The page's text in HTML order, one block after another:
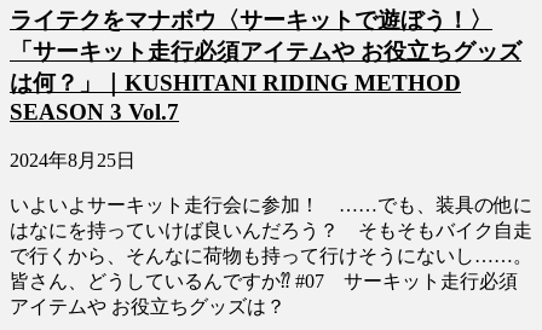
ライテクをマナボウ〈サーキットで遊ぼう！〉
「サーキット走行必須アイテムや お役立ちグッズ
は何？」｜KUSHITANI RIDING METHOD
SEASON 3 Vol.7
2024年8月25日
いよいよサーキット走行会に参加！ ……でも、装具の他に
はなにを持っていけば良いんだろう？ そもそもバイク自走
で行くから、そんなに荷物も持って行けそうにないし……。
皆さん、どうしているんですか⁇ #07 サーキット走行必須
アイテムや お役立ちグッズは？